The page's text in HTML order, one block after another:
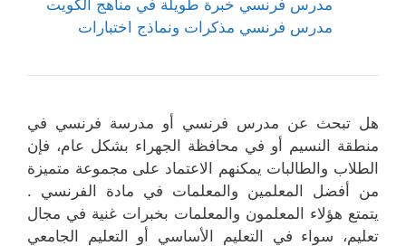
مدرس فرنسي خبرة طويلة في مناهج الكويت
مدرس فرنسي مذكرات ونماذج اختبارات
هل تبحث عن مدرس فرنسي أو مدرسة فرنسي في
منطقة النسيم أو في محافظة الجهراء بشكل عام، فإن
الطلاب والطالبات يمكنهم الاعتماد على مجموعة متميزة
من أفضل المعلمين والمعلمات في مادة الفرنسي .
يتمتع هؤلاء المعلمون والمعلمات بخبرات غنية في مجال
تعليم، سواء في التعليم الأساسي أو التعليم الجامعي